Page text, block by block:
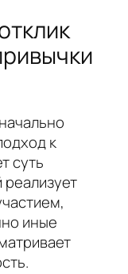
к
суть
иные